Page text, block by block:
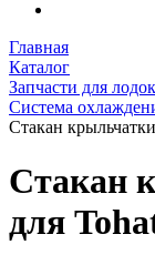
Главная
Каталог
Запчасти для лодок
Система
Стакан
Стакан
для